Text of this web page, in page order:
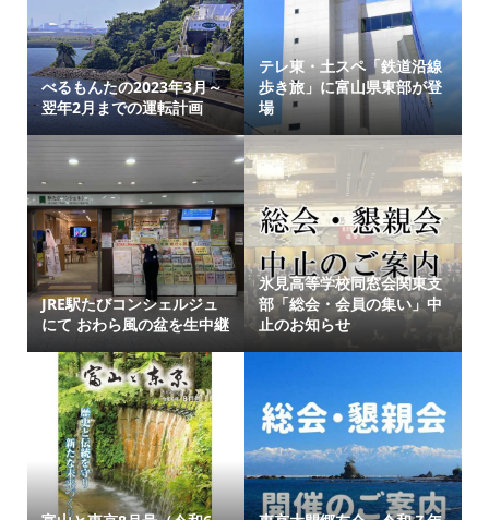
べるもんたの2023年3月～
翌年2月までの運転計画
テレ東・土スペ「鉄道沿線
歩き旅」に富山県東部が登
場
JRE駅たびコンシェルジュ
にて おわら風の盆を生中継
氷見高等学校同窓会関東支
部「総会・会員の集い」中
止のお知らせ